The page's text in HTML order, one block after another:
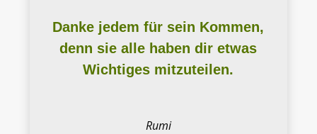
Danke jedem für sein Kommen,
denn sie alle haben dir etwas
Wichtiges mitzuteilen.
Rumi